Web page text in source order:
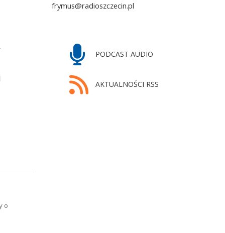
frymus@radioszczecin.pl
PODCAST AUDIO
AKTUALNOŚCI RSS
o